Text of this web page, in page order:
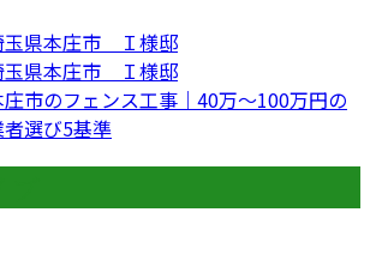
玉県本庄市 Ｉ様邸
玉県本庄市 Ｉ様邸
市のフェンス工事｜40万〜100万円の
選び5基準